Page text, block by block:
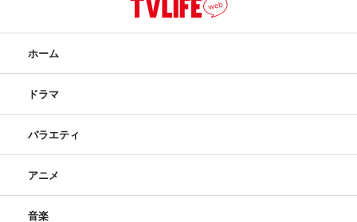
ホーム
ドラマ
バラエティ
アニメ
音楽